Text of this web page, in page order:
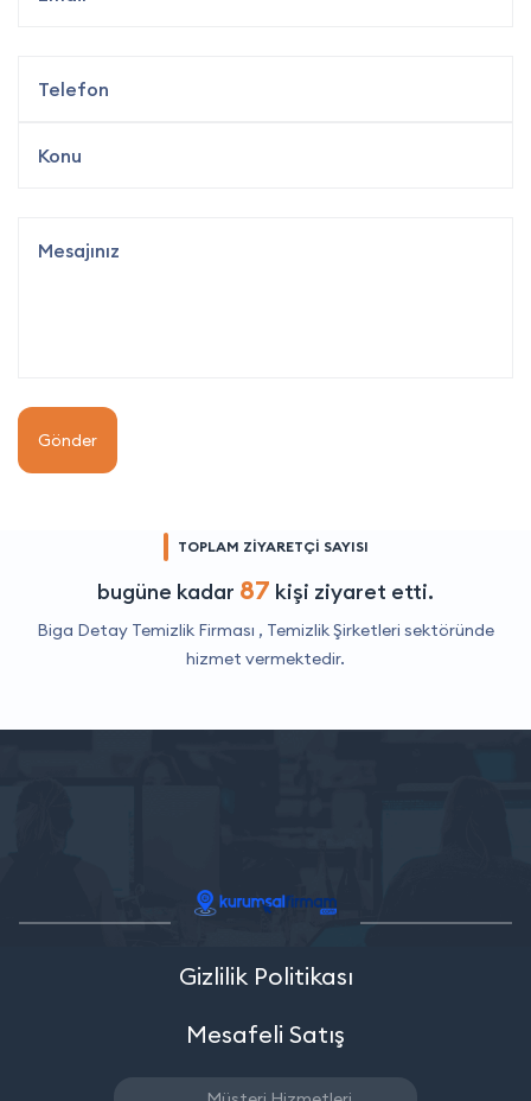
Gönder
TOPLAM ZİYARETÇİ SAYISI
bugüne kadar 87 kişi ziyaret etti.
Biga Detay Temizlik Firması , Temizlik Şirketleri sektöründe
hizmet vermektedir.
Gizlilik Politikası
Mesafeli Satış